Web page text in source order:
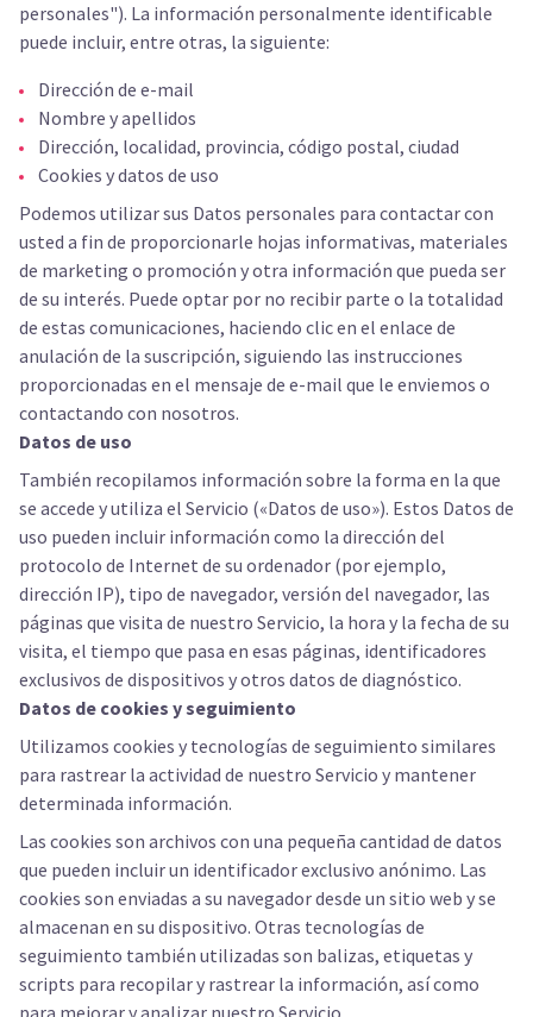
personales"). La información personalmente identificable
puede incluir, entre otras, la siguiente:
Dirección de e-mail
Nombre y apellidos
Dirección, localidad, provincia, código postal, ciudad
Cookies y datos de uso
Podemos utilizar sus Datos personales para contactar con
usted a fin de proporcionarle hojas informativas, materiales
de marketing o promoción y otra información que pueda ser
de su interés. Puede optar por no recibir parte o la totalidad
de estas comunicaciones, haciendo clic en el enlace de
anulación de la suscripción, siguiendo las instrucciones
proporcionadas en el mensaje de e-mail que le enviemos o
contactando con nosotros.
Datos de uso
También recopilamos información sobre la forma en la que
se accede y utiliza el Servicio («Datos de uso»). Estos Datos de
uso pueden incluir información como la dirección del
protocolo de Internet de su ordenador (por ejemplo,
dirección IP), tipo de navegador, versión del navegador, las
páginas que visita de nuestro Servicio, la hora y la fecha de su
visita, el tiempo que pasa en esas páginas, identificadores
exclusivos de dispositivos y otros datos de diagnóstico.
Datos de cookies y seguimiento
Utilizamos cookies y tecnologías de seguimiento similares
para rastrear la actividad de nuestro Servicio y mantener
determinada información.
Las cookies son archivos con una pequeña cantidad de datos
que pueden incluir un identificador exclusivo anónimo. Las
cookies son enviadas a su navegador desde un sitio web y se
almacenan en su dispositivo. Otras tecnologías de
seguimiento también utilizadas son balizas, etiquetas y
scripts para recopilar y rastrear la información, así como
para mejorar y analizar nuestro Servicio.